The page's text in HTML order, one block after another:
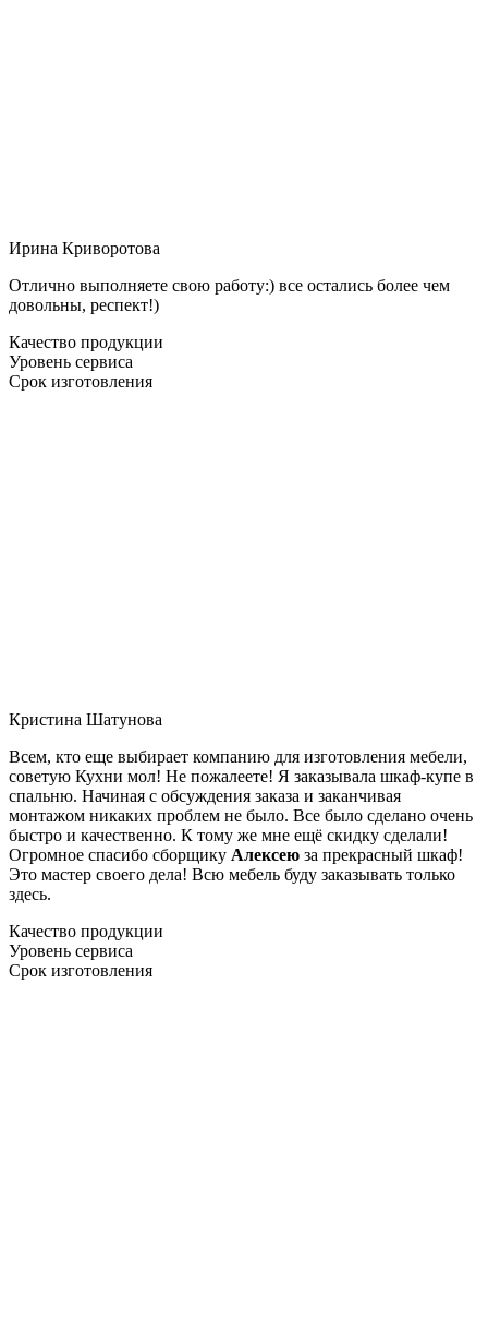
Ирина Криворотова
Отлично выполняете свою работу:) все остались более чем
довольны, респект!)
Качество продукции
Уровень сервиса
Срок изготовления
Кристина Шатунова
Всем, кто еще выбирает компанию для изготовления мебели,
советую Кухни мол! Не пожалеете! Я заказывала шкаф-купе в
спальню. Начиная с обсуждения заказа и заканчивая
монтажом никаких проблем не было. Все было сделано очень
быстро и качественно. К тому же мне ещё скидку сделали!
Огромное спасибо сборщику Алексею за прекрасный шкаф!
Это мастер своего дела! Всю мебель буду заказывать только
здесь.
Качество продукции
Уровень сервиса
Срок изготовления